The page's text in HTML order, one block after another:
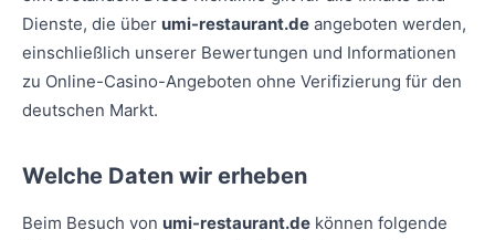
Dienste, die über umi-restaurant.de angeboten werden,
einschließlich unserer Bewertungen und Informationen
zu Online-Casino-Angeboten ohne Verifizierung für den
deutschen Markt.
Welche Daten wir erheben
Beim Besuch von umi-restaurant.de können folgende